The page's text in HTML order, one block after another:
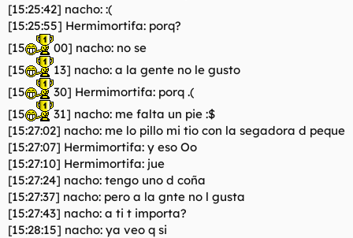
[15:25:42] nacho: :(
[15:25:55] Hermimortifa: porq?
[15
00] nacho: no se
[15
13] nacho: a la gente no le gusto
[15
30] Hermimortifa: porq .(
[15
31] nacho: me falta un pie :$
[15:27:02] nacho: me lo pillo mi tio con la segadora d peque
[15:27:07] Hermimortifa: y eso Oo
[15:27:10] Hermimortifa: jue
[15:27:24] nacho: tengo uno d coña
[15:27:37] nacho: pero a la gnte no l gusta
[15:27:43] nacho: a ti t importa?
[15:28:15] nacho: ya veo q si